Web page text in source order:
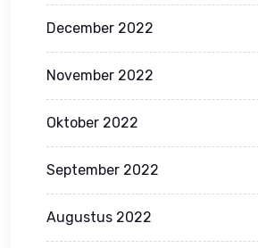
December 2022
November 2022
Oktober 2022
September 2022
Augustus 2022